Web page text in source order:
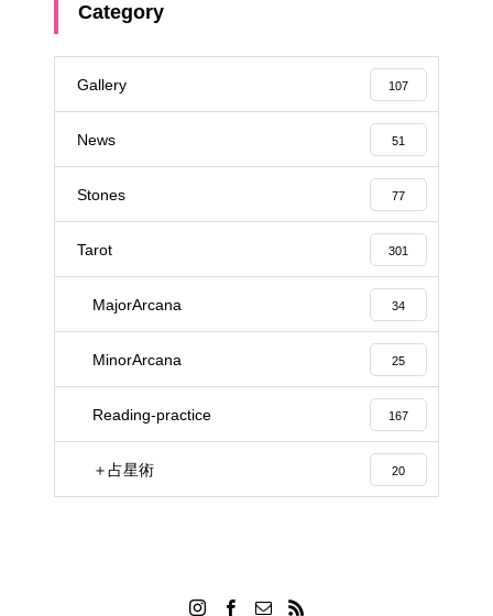
Category
Gallery 107
News 51
Stones 77
Tarot 301
MajorArcana 34
MinorArcana 25
Reading-practice 167
＋占星術 20